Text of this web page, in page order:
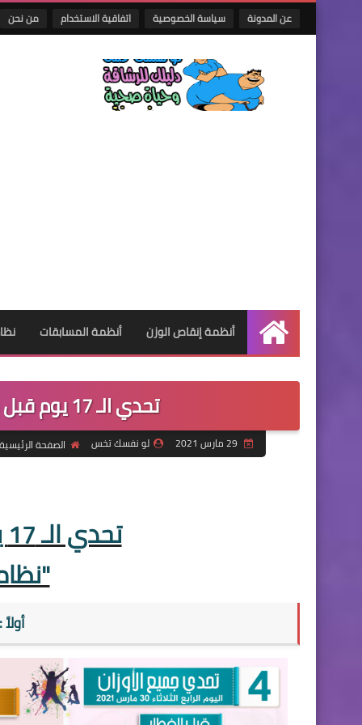
عن المدونة سياسة الخصوصية اتفاقية الاستخدام من نحن
الرئيسية
أنظمة إنقاص الوزن أنظمة المسابقات
تحدي الـ 17 يوم قبل شهر الصوم "نظام اليوم الرابع"
لو نفسك تخس الصفحة الرئيسية
تحدي الـ 17 يوم قبل شهر الصوم